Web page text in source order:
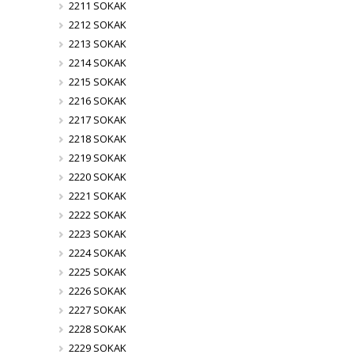
2211 SOKAK
2212 SOKAK
2213 SOKAK
2214 SOKAK
2215 SOKAK
2216 SOKAK
2217 SOKAK
2218 SOKAK
2219 SOKAK
2220 SOKAK
2221 SOKAK
2222 SOKAK
2223 SOKAK
2224 SOKAK
2225 SOKAK
2226 SOKAK
2227 SOKAK
2228 SOKAK
2229 SOKAK